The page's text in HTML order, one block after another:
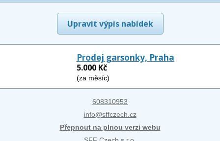
Upravit výpis nabídek
Prodej garsonky, Praha
5.000 Kč
(za měsíc)
608310953
info@sffczech.cz
Přepnout na plnou verzi webu